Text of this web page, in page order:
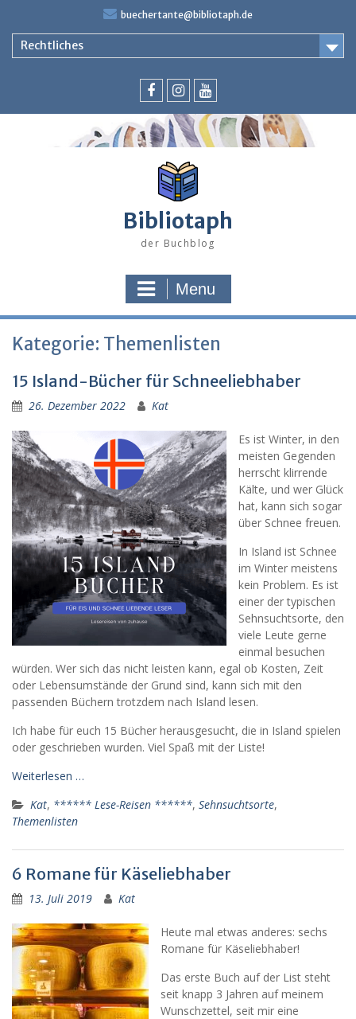
content
buechertante@bibliotaph.de
Rechtliches
Bibliotaph
der Buchblog
Menu
Kategorie: Themenlisten
15 Island-Bücher für Schneeliebhaber
26. Dezember 2022 Kat
Es ist Winter, in den
meisten Gegenden
herrscht klirrende
Kälte, und wer Glück
hat, kann sich sogar
über Schnee freuen.
In Island ist Schnee
im Winter meistens
kein Problem. Es ist
einer der typischen
Sehnsuchtsorte, den
viele Leute gerne
einmal besuchen
würden. Wer sich das nicht leisten kann, egal ob Kosten, Zeit
oder Lebensumstände der Grund sind, kann sich mit den
passenden Büchern trotzdem nach Island lesen.
Ich habe für euch 15 Bücher herausgesucht, die in Island spielen
oder geschrieben wurden. Viel Spaß mit der Liste!
Weiterlesen …
Kat, ****** Lese-Reisen ******, Sehnsuchtsorte,
Themenlisten
6 Romane für Käseliebhaber
13. Juli 2019 Kat
Heute mal etwas anderes: sechs
Romane für Käseliebhaber!
Das erste Buch auf der List steht
seit knapp 3 Jahren auf meinem
Wunschzettel, seit mir eine